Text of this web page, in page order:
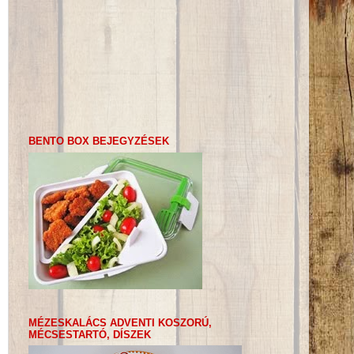
BENTO BOX BEJEGYZÉSEK
MÉZESKALÁCS ADVENTI KOSZORÚ,
MÉCSESTARTÓ, DÍSZEK